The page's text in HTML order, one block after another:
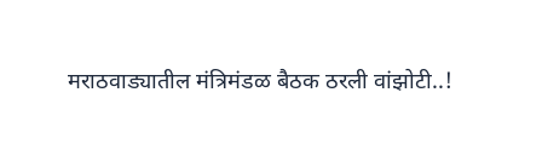
मराठवाड्यातील मंत्रिमंडळ बैठक ठरली वांझोटी..!